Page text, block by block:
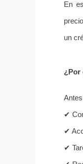
En
un
¿Por
✔
✔
✔